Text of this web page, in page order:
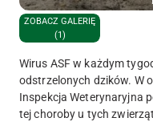
ZOBACZ GALERIĘ
(1)
Wirus ASF w każdym
odstrzelonych dzików. W
Inspekcja Weterynaryjna
tej choroby u tych